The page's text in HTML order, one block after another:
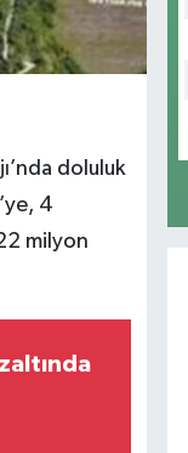
’nda doluluk
4
milyon